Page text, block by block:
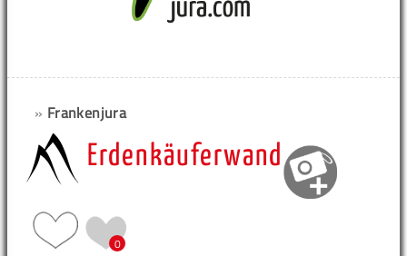
» Frankenjura
Erdenkäuferwand
0